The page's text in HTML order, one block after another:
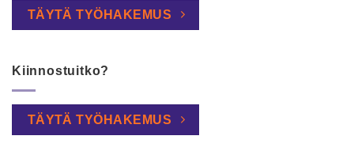
TÄYTÄ TYÖHAKEMUS
Kiinnostuitko?
TÄYTÄ TYÖHAKEMUS